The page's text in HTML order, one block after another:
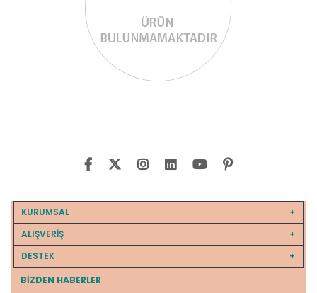
KURUMSAL
ALIŞVERİŞ
DESTEK
BIZDEN HABERLER